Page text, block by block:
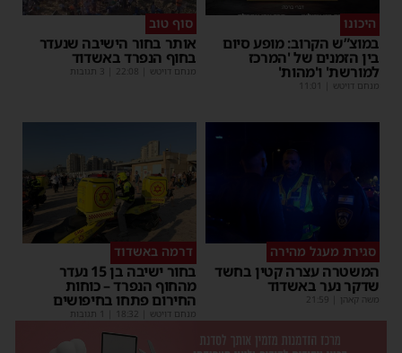
היכונו
במוצ”ש הקרוב: מופע סיום
בין הזמנים של 'המרכז
למורשת' ו'מהות'
מנחם דויטש 11:01
סוף טוב
אותר בחור הישיבה שנעדר
בחוף הנפרד באשדוד
מנחם דויטש 22:08
סגירת מעגל מהירה
המשטרה עצרה קטין בחשד
שדקר נער באשדוד
משה קאהן 21:59
דרמה באשדוד
בחור ישיבה בן 15 נעדר
מהחוף הנפרד – כוחות
החירום פתחו בחיפושים
מנחם דויטש 18:32